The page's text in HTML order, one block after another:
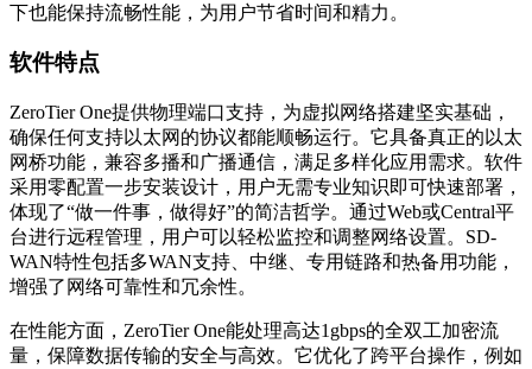
下也能保持流畅性能，为用户节省时间和精力。
软件特点
ZeroTier One提供物理端口支持，为虚拟网络搭建坚实基础，
确保任何支持以太网的协议都能顺畅运行。它具备真正的以太
网桥功能，兼容多播和广播通信，满足多样化应用需求。软件
采用零配置一步安装设计，用户无需专业知识即可快速部署，
体现了“做一件事，做得好”的简洁哲学。通过Web或Central平
台进行远程管理，用户可以轻松监控和调整网络设置。SD-
WAN特性包括多WAN支持、中继、专用链路和热备用功能，
增强了网络可靠性和冗余性。
在性能方面，ZeroTier One能处理高达1gbps的全双工加密流
量，保障数据传输的安全与高效。它优化了跨平台操作，例如